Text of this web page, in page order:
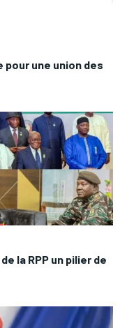
pour une union des
la RPP un pilier de